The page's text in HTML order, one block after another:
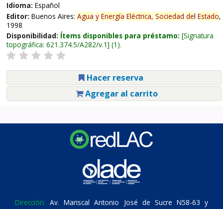
Idioma: Español
Editor: Buenos Aires: Agua y Energía Eléctrica, Sociedad del Estado,
1998
Disponibilidad: Ítems disponibles para préstamo: Signatura
topográfica: 621.374.5/A282/v.1 (1).
Hacer reserva
Agregar al carrito
Dirección: Av. Mariscal Antonio José de Sucre N58-63 y